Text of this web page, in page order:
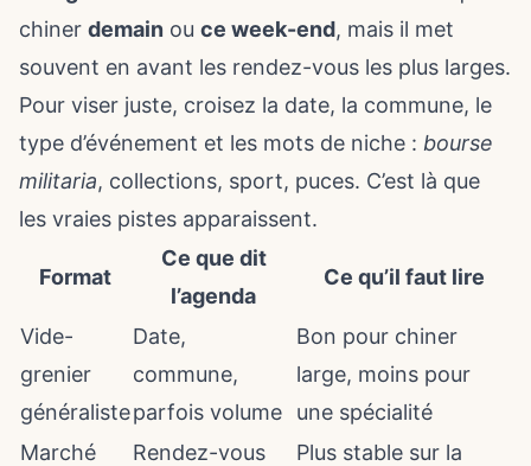
chiner demain ou ce week-end, mais il met
souvent en avant les rendez-vous les plus larges.
Pour viser juste, croisez la date, la commune, le
type d’événement et les mots de niche : bourse
militaria, collections, sport, puces. C’est là que
les vraies pistes apparaissent.
Format
Ce que dit
l’agenda
Ce qu’il faut lire
Vide-
grenier
généraliste
Date,
commune,
parfois volume
Bon pour chiner
large, moins pour
une spécialité
Marché
Rendez-vous
Plus stable sur la